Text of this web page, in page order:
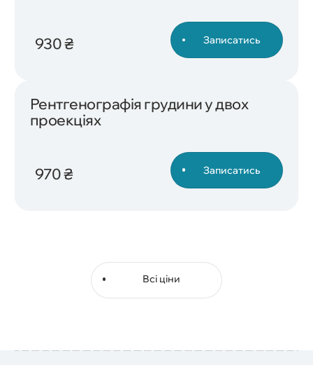
930 ₴ Записатись
Рентгенографія грудини у двох
проекціях
970 ₴ Записатись
Всі ціни